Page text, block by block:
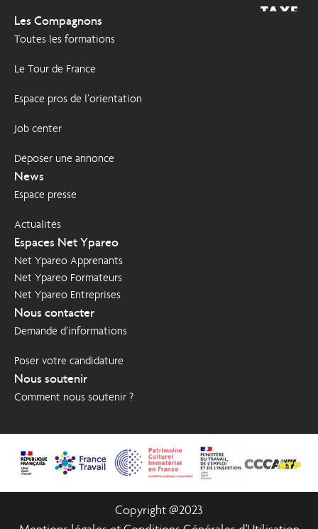
Les Compagnons
Toutes les formations
Le Tour de France
Espace pros de l’orientation
Job center
Déposer une annonce
News
Espace presse
Actualités
Espaces Net Ypareo
Net Ypareo Apprenants
Net Ypareo Formateurs
Net Ypareo Entreprises
Nous contacter
Demande d’informations
Poser votre candidature
Nous soutenir
Comment nous soutenir ?
TAXE
Copyright @2023